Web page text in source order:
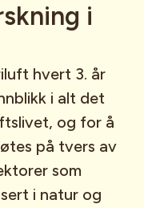
i
hvert 3. år
i alt det
og for å
på tvers av
som
i natur og